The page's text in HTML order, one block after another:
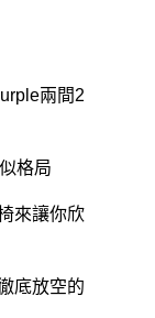
兩間2
格局
來讓你欣
底放空的